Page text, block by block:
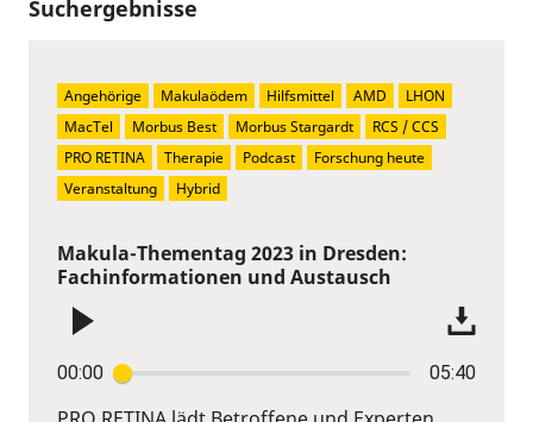
Suchergebnisse
Makula-Thementag 2023 in Dresden:
Fachinformationen und Austausch
00:00 05:40
Angehörige Makulaödem Hilfsmittel AMD
LHON
MacTel
Morbus Best Morbus Stargardt
RCS / CCS
PRO RETINA
Therapie Podcast
Forschung heute
Veranstaltung
Hybrid